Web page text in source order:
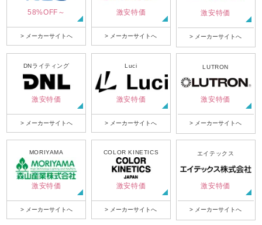
58%OFF～
> メーカーサイトへ
激安特価
> メーカーサイトへ
激安特価
> メーカーサイトへ
DNライティング
激安特価
> メーカーサイトへ
Luci
激安特価
> メーカーサイトへ
LUTRON
激安特価
> メーカーサイトへ
MORIYAMA
激安特価
> メーカーサイトへ
COLOR KINETICS
激安特価
> メーカーサイトへ
エイテックス
激安特価
> メーカーサイトへ